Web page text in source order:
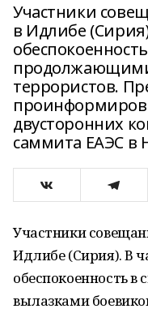
Участники
в Идлибе
террористов.
двусторонних
саммита ЕАЭС в
Участники
Идлибе (Сирия). В
обеспокоенность
вылазками